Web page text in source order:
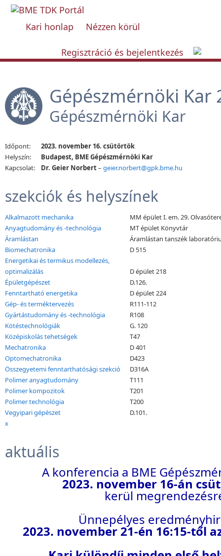
Kari honlap Nézzen körül
Regisztráció és bejelentkezés
Gépészmérnöki Kar
Gépészmérnöki Kar
Időpont:
2023. november 16. csütörtök
Helyszín:
Budapest, BME Gépészmérnöki Kar
Kapcsolat:
Dr. Geier Norbert– geier.norbert@gpk.bme.hu
szekciók és helyszínek
Alkalmazott mechanika
MM épület I. em. 29.
Anyagtudomány és -technológia
MT épület Könyvtár
Áramlástan
Áramlástan tanszék
Biomechatronika
D 515
Energetikai és termikus modellezés,
optimalizálás
D épület 218
Épületgépészet
D.126.
Fenntartható energetika
D épület 224
Gép- és terméktervezés
R111-112
Gyártástudomány és -technológia
R108
Kötéstechnológiák
G. 120
Középiskolás tehetségek
T47
Mechatronika
D 401
Optomechatronika
D423
Összegyetemi fenntarthatósági szekció
D316A
Polimer anyagtudomány
T111
Polimer kompozitok
T201
Polimer technológia
T200
Vegyipari gépészet
D.101.
x
aktuális
A konferencia a BME
2023. november 16-án
kerül
Ünnepélyes
2023. november 21-én 16:15-től